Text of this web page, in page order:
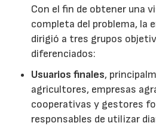
Con el fin de obtener una
completa del problema, la
dirigió a tres grupos
diferenciados:
Usuarios finales,
agricultores, empresas
cooperativas y gestores
responsables de utilizar